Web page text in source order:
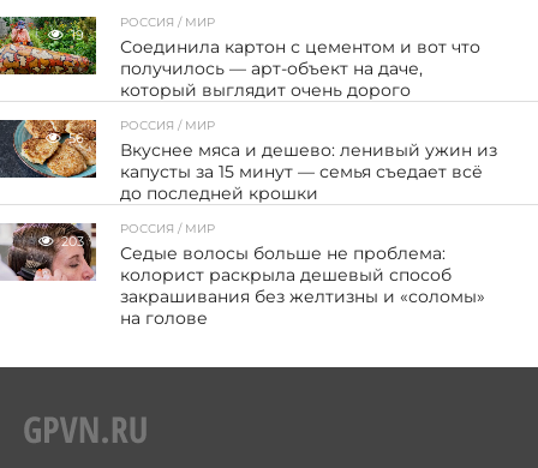
19
РОССИЯ / МИР
Соединила картон с цементом и вот что
получилось — арт-объект на даче,
который выглядит очень дорого
56
РОССИЯ / МИР
Вкуснее мяса и дешево: ленивый ужин из
капусты за 15 минут — семья съедает всё
до последней крошки
203
РОССИЯ / МИР
Седые волосы больше не проблема:
колорист раскрыла дешевый способ
закрашивания без желтизны и «соломы»
на голове